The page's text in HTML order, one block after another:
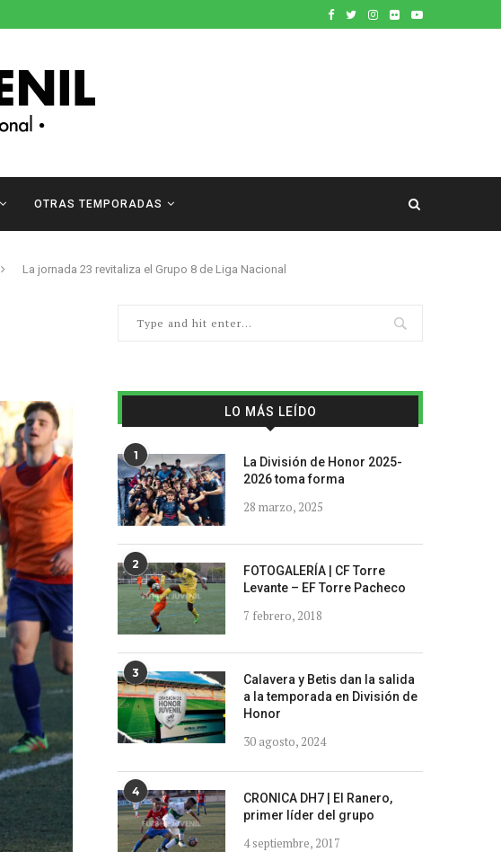
OTRAS TEMPORADAS
La jornada 23 revitaliza el Grupo 8 de Liga Nacional
LO MÁS LEÍDO
1
La División de Honor 2025-
2026 toma forma
28 marzo, 2025
2
FOTOGALERÍA | CF Torre
Levante – EF Torre Pacheco
7 febrero, 2018
3
Calavera y Betis dan la salida
a la temporada en División de
Honor
30 agosto, 2024
4
CRONICA DH7 | El Ranero,
primer líder del grupo
4 septiembre, 2017